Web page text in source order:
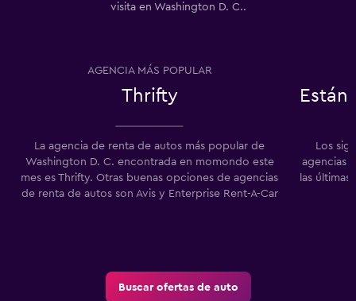
visita en Washington D. C..
AGENCIA MÁS POPULAR
Thrifty
La agencia de renta de autos más popular de
Washington D. C. encontrada en momondo este
mes es Thrifty. Otras buenas opciones de agencias
de renta de autos son Avis y Enterprise Rent-A-Car
Los
agencias
las
Buscar ofertas de auto